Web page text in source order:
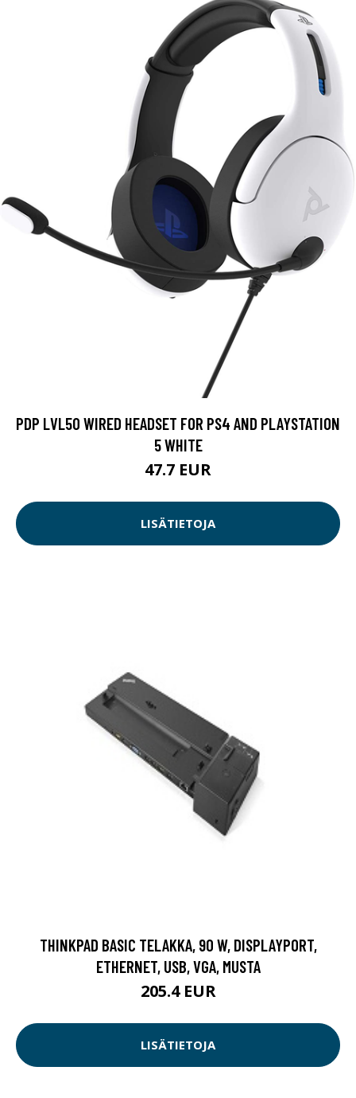
PDP LVL50 WIRED HEADSET FOR PS4 AND PLAYSTATION
5 WHITE
47.7 EUR
LISÄTIETOJA
THINKPAD BASIC TELAKKA, 90 W, DISPLAYPORT,
ETHERNET, USB, VGA, MUSTA
205.4 EUR
LISÄTIETOJA